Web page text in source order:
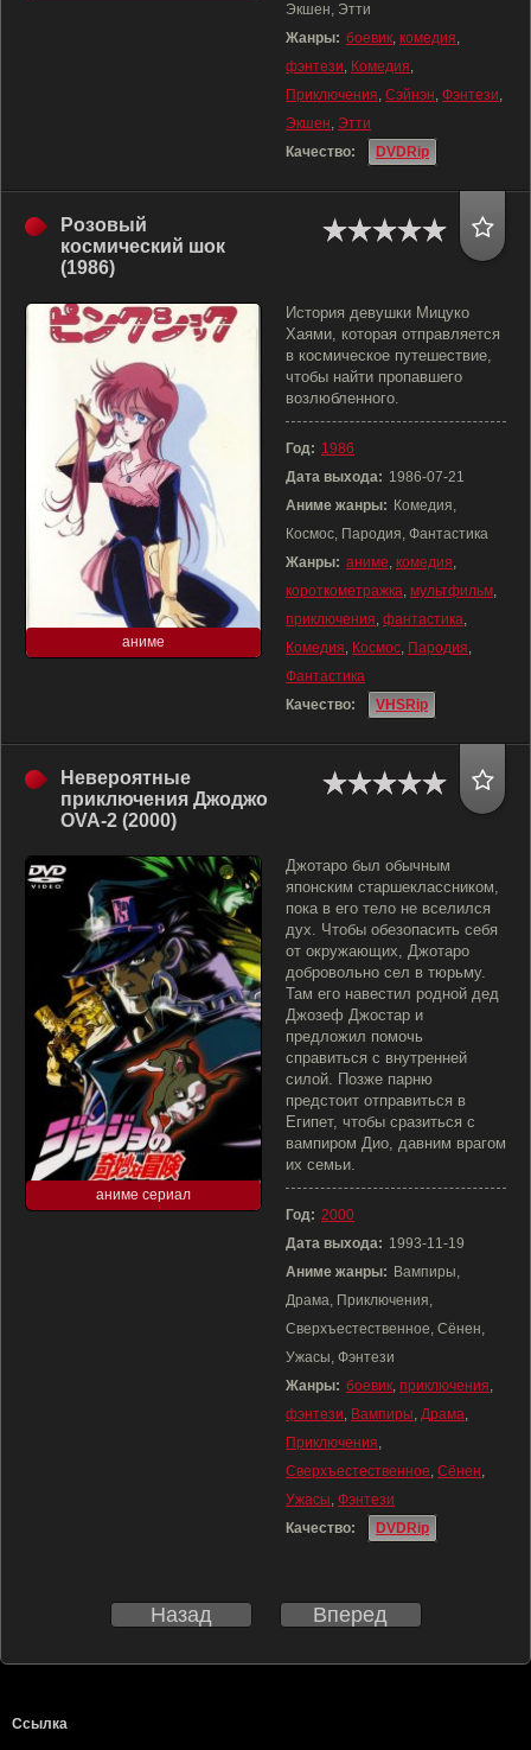
Экшен, Этти
Жанры: боевик, комедия,
фэнтези, Комедия,
Приключения, Сэйнэн, Фэнтези,
Экшен, Этти
Качество:
DVDRip
Розовый
космический шок
(1986)
аниме
История девушки Мицуко
Хаями, которая отправляется
в космическое путешествие,
чтобы найти пропавшего
возлюбленного.
Год: 1986
Дата выхода: 1986-07-21
Аниме жанры: Комедия,
Космос, Пародия, Фантастика
Жанры: аниме, комедия,
короткометражка, мультфильм,
приключения, фантастика,
Комедия, Космос, Пародия,
Фантастика
Качество:
VHSRip
Невероятные
приключения Джоджо
OVA-2 (2000)
аниме сериал
Джотаро был обычным
японским старшеклассником,
пока в его тело не вселился
дух. Чтобы обезопасить себя
от окружающих, Джотаро
добровольно сел в тюрьму.
Там его навестил родной дед
Джозеф Джостар и
предложил помочь
справиться с внутренней
силой. Позже парню
предстоит отправиться в
Египет, чтобы сразиться с
вампиром Дио, давним врагом
их семьи.
Год: 2000
Дата выхода: 1993-11-19
Аниме жанры: Вампиры,
Драма, Приключения,
Сверхъестественное, Сёнен,
Ужасы, Фэнтези
Жанры: боевик, приключения,
фэнтези, Вампиры, Драма,
Приключения,
Сверхъестественное, Сёнен,
Ужасы, Фэнтези
Качество:
DVDRip
Назад Вперед
Ссылка